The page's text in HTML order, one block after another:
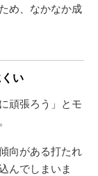
め、なかなか成
い
頑張ろう」とモ
向がある打たれ
んでしまいま